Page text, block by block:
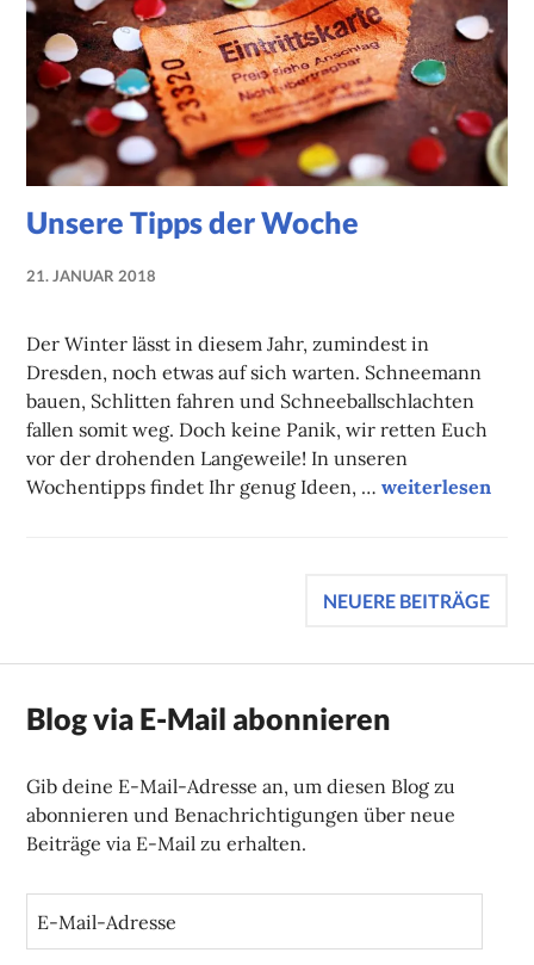
Unsere Tipps der Woche
21. JANUAR 2018
Der Winter lässt in diesem Jahr, zumindest in
Dresden, noch etwas auf sich warten. Schneemann
bauen, Schlitten fahren und Schneeballschlachten
fallen somit weg. Doch keine Panik, wir retten Euch
vor der drohenden Langeweile! In unseren
Wochentipps findet Ihr genug Ideen, …Unsere Tipps
weiterlesen
Beitragsnavigation
NEUERE BEITRÄGE
Blog via E-Mail abonnieren
Gib deine E-Mail-Adresse an, um diesen Blog zu
abonnieren und Benachrichtigungen über neue
Beiträge via E-Mail zu erhalten.